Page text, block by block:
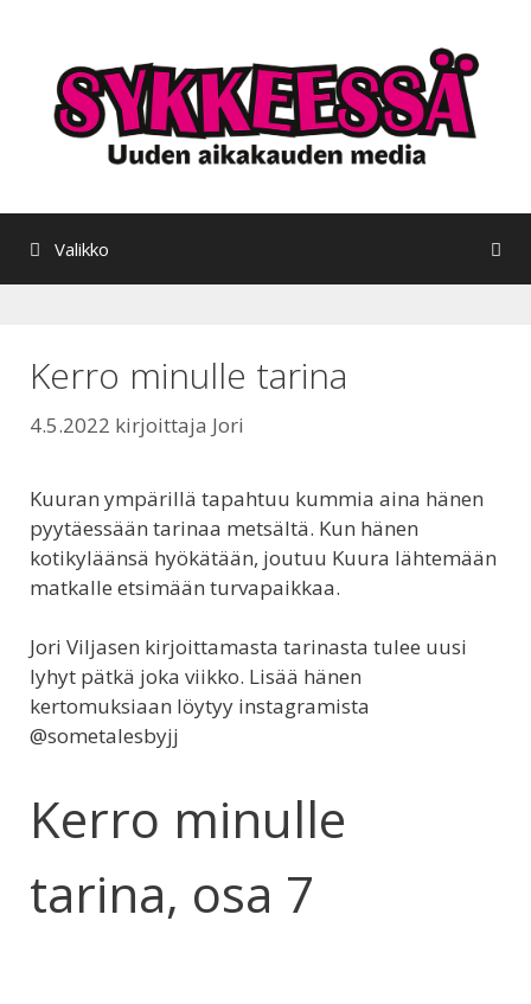
Valikko
Kerro minulle tarina
4.5.2022 kirjoittaja Jori
Kuuran ympärillä tapahtuu kummia aina hänen
pyytäessään tarinaa metsältä. Kun hänen
kotikyläänsä hyökätään, joutuu Kuura lähtemään
matkalle etsimään turvapaikkaa.
Jori Viljasen kirjoittamasta tarinasta tulee uusi
lyhyt pätkä joka viikko. Lisää hänen
kertomuksiaan löytyy instagramista
@sometalesbyjj
Kerro minulle
tarina, osa 7